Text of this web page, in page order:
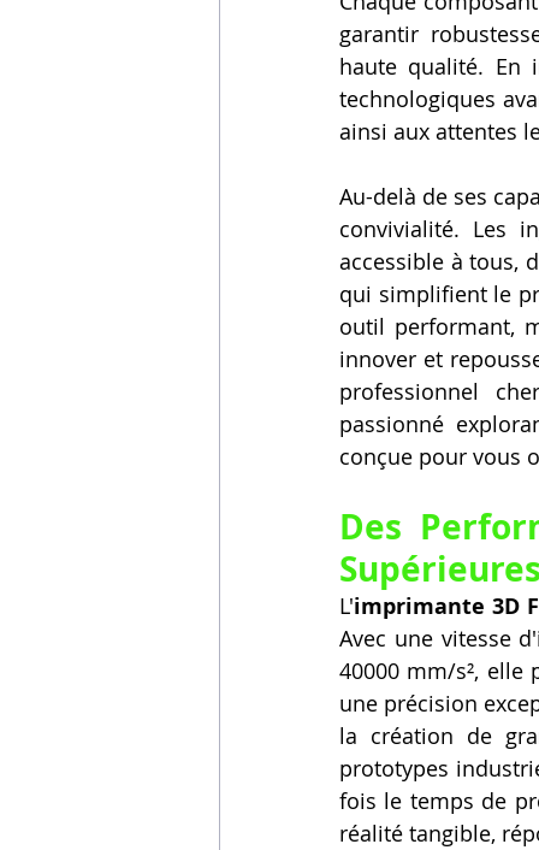
garantir
haute qualité. En
technologiques
ainsi aux attentes
Au-delà de ses
convivialité. Les
accessible à tous,
qui simplifient le
outil performant,
innover et
professionnel
passionné
conçue pour vous
Des
L'imprimante 3D
Avec une vitesse
40000 mm/s²,
une précision
la création de
prototypes
fois le temps de
réalité tangible,